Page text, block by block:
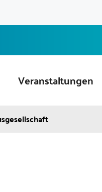
Veranstaltungen